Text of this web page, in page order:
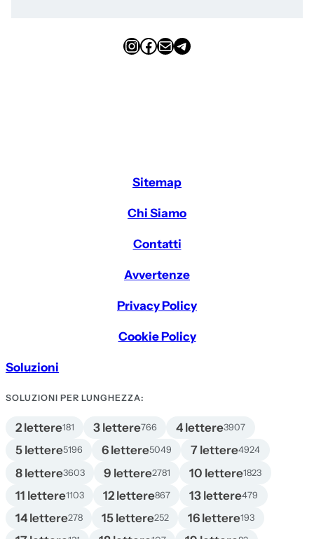
InstagramFacebook Email Telegram
Sitemap
Chi Siamo
Contatti
Avvertenze
Privacy Policy
Cookie Policy
Soluzioni
SOLUZIONI PER LUNGHEZZA:
2 lettere181 3 lettere766 4 lettere3907
5 lettere5196 6 lettere5049 7 lettere4924
8 lettere3603 9 lettere2781 10 lettere1823
11 lettere1103 12 lettere867 13 lettere479
14 lettere278 15 lettere252 16 lettere193